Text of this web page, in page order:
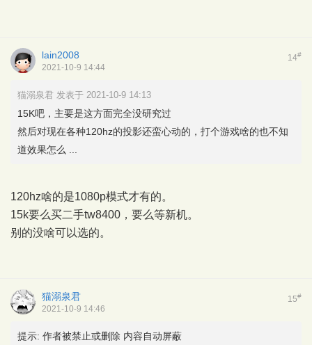
14#
lain2008
2021-10-9 14:44
猫溺泉君 发表于 2021-10-9 14:13
15K吧，主要是这方面完全没研究过
然后对现在各种120hz的投影还蛮心动的，打个游戏啥的也不知
道效果怎么 ...
120hz啥的是1080p模式才有的。
15k要么买二手tw8400，要么等新机。
别的没啥可以选的。
15#
猫溺泉君
2021-10-9 14:46
提示: 作者被禁止或删除 内容自动屏蔽